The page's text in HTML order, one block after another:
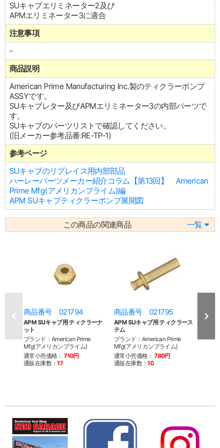
SUキャブエリミネーター2及び
APMエリミネーター3に適合
注意事項
-
商品説明
American Prime Manufacturing Inc.製のティクラーポンプ
ASSYです。
SUキャブレター及びAPMエリミネーター3の内部パーツで
す。
SUキャブのパーツリストで確認してください。
(旧メーカー参考品番:RE-TP-1)
参考ページ
SUキャブのリプレイス用内部部品
ハーレーパーツメーカー紹介コラム【第13回】 American
Prime Mfg(アメリカンプライム)編
APM SUキャブティクラーポンプ展開図
この商品の関連商品 一覧
商品番号 021794
APM SUキャブ用 ティクラーナ
ット
ブランド：American Prime
Mfg(アメリカンプライム)
通常小売価格： 710円
通販在庫数：17
商品番号 021795
APM SUキャブ用 ティクラース
テム
ブランド：American Prime
Mfg(アメリカンプライム)
通常小売価格： 780円
通販在庫数：10
商
ブラ